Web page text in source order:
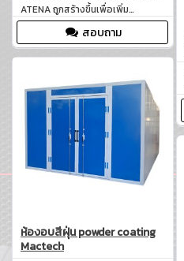
ATENA ถูกสร้างขึ้นเพื่อเพิ่ม
ประสิทธิภาพของกระบวนการอบสี
ลดเวลาและประหยัดพลังงาน พร้อม
ด้วยการออกแบบที่ยั่งยืนและคำนึง
สอบถาม
ห้องอบสีฝุ่น powder coating
Mactech